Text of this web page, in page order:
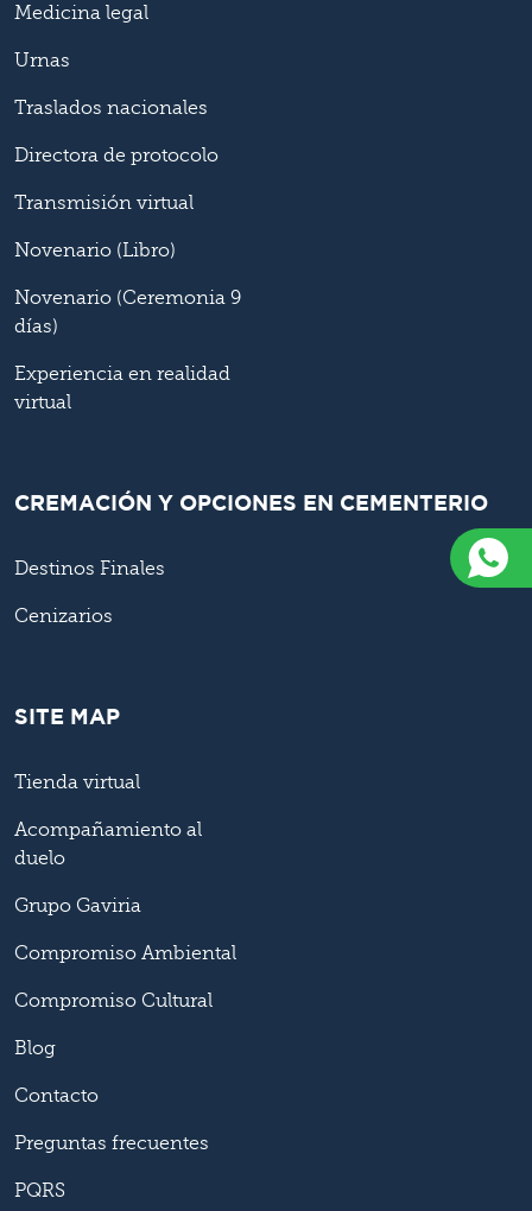
Medicina legal
Urnas
Traslados nacionales
Directora de protocolo
Transmisión virtual
Novenario (Libro)
Novenario (Ceremonia 9
días)
Experiencia en realidad
virtual
CREMACIÓN Y OPCIONES EN CEMENTERIO
Destinos Finales
Cenizarios
SITE MAP
Tienda virtual
Acompañamiento al
duelo
Grupo Gaviria
Compromiso Ambiental
Compromiso Cultural
Blog
Contacto
Preguntas frecuentes
PQRS